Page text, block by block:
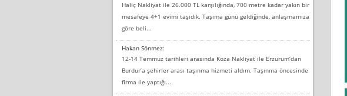
Haliç Nakliyat ile 26.000 TL karşılığında, 700 metre kadar yakın bir
mesafeye 4+1 evimi taşıdık. Taşıma günü geldiğinde, anlaşmamıza
göre beli...
Hakan Sönmez:
12-14 Temmuz tarihleri arasında Koza Nakliyat ile Erzurum’dan
Burdur’a şehirler arası taşınma hizmeti aldım. Taşınma öncesinde
firma ile yaptığı...